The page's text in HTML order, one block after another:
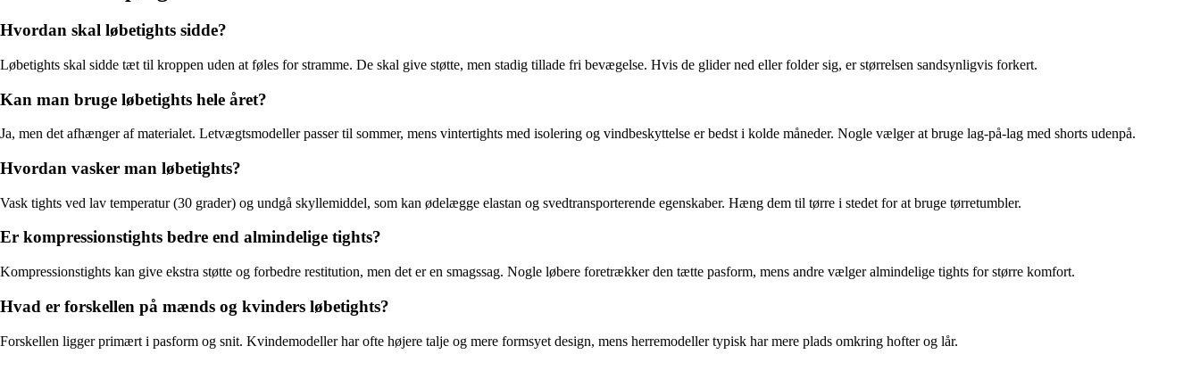
Hvordan skal løbetights sidde?
Løbetights skal sidde tæt til kroppen uden at føles for stramme. De skal give støtte, men stadig tillade fri bevægelse. Hvis de glider ned eller folder sig, er størrelsen sandsynligvis forkert.
Kan man bruge løbetights hele året?
Ja, men det afhænger af materialet. Letvægtsmodeller passer til sommer, mens vintertights med isolering og vindbeskyttelse er bedst i kolde måneder. Nogle vælger at bruge lag-på-lag med shorts udenpå.
Hvordan vasker man løbetights?
Vask tights ved lav temperatur (30 grader) og undgå skyllemiddel, som kan ødelægge elastan og svedtransporterende egenskaber. Hæng dem til tørre i stedet for at bruge tørretumbler.
Er kompressionstights bedre end almindelige tights?
Kompressionstights kan give ekstra støtte og forbedre restitution, men det er en smagssag. Nogle løbere foretrækker den tætte pasform, mens andre vælger almindelige tights for større komfort.
Hvad er forskellen på mænds og kvinders løbetights?
Forskellen ligger primært i pasform og snit. Kvindemodeller har ofte højere talje og mere formsyet design, mens herremodeller typisk har mere plads omkring hofter og lår.